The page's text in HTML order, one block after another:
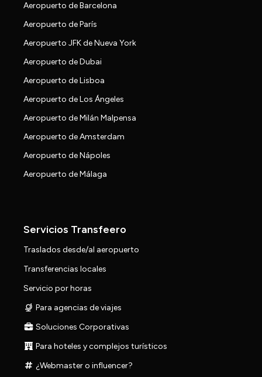
Aeropuerto de Barcelona
Aeropuerto de París
Aeropuerto JFK de Nueva York
Aeropuerto de Dubai
Aeropuerto de Lisboa
Aeropuerto de Los Ángeles
Aeropuerto de Milán Malpensa
Aeropuerto de Amsterdam
Aeropuerto de Nápoles
Aeropuerto de Málaga
Servicios Transfeero
Traslados desde/al aeropuerto
Transferencias locales
Servicio por horas
Para agencias de viajes
Soluciones Corporativas
Para hoteles y complejos turísticos
¿Webmaster o influencer?